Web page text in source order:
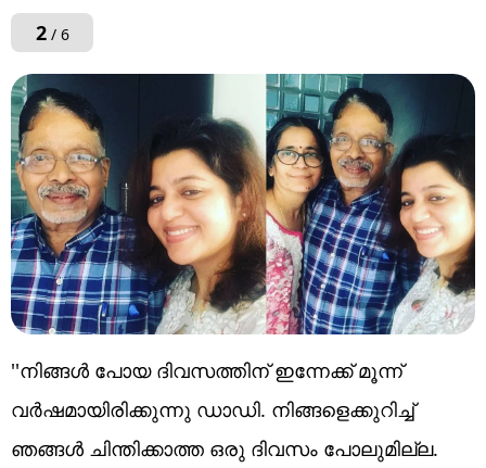
2/ 6
''നിങ്ങൾ പോയ ദിവസത്തിന് ഇന്നേക്ക് മൂന്ന്
വർഷമായിരിക്കുന്നു ഡാഡി. നിങ്ങളെക്കുറിച്ച്
ഞങ്ങൾ ചിന്തിക്കാത്ത ഒരു ദിവസം പോലുമില്ല.